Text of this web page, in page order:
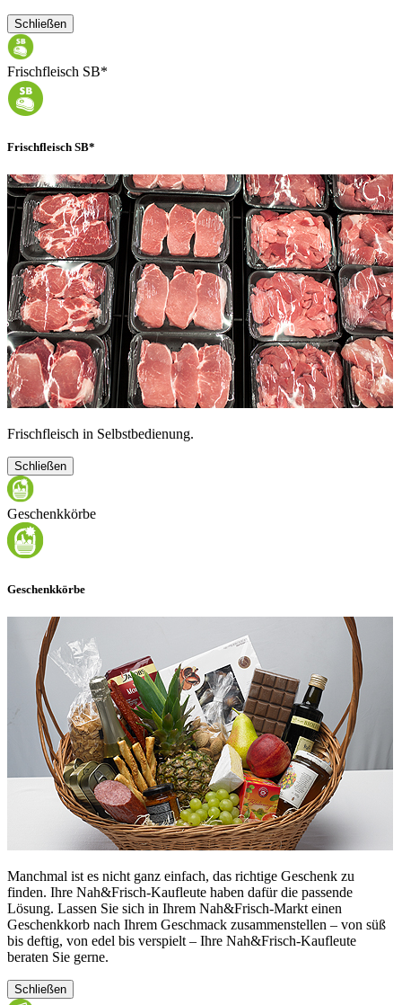
Schließen
Frischfleisch SB*
Frischfleisch SB*
Frischfleisch in Selbstbedienung.
Schließen
Geschenkkörbe
Geschenkkörbe
Manchmal ist es nicht ganz einfach, das richtige Geschenk zu
finden. Ihre Nah&Frisch-Kaufleute haben dafür die passende
Lösung. Lassen Sie sich in Ihrem Nah&Frisch-Markt einen
Geschenkkorb nach Ihrem Geschmack zusammenstellen – von süß
bis deftig, von edel bis verspielt – Ihre Nah&Frisch-Kaufleute
beraten Sie gerne.
Schließen